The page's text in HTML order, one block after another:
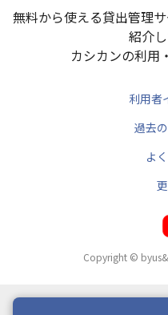
無料から使える貸出管理
紹介し
カシカンの利用
利用者
過去
よ
Copyright ©